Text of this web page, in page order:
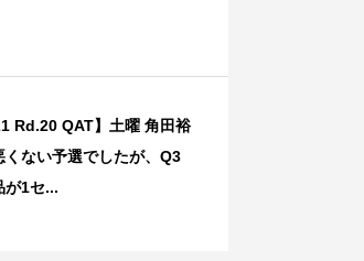
Rd.20 QAT】土曜 角田裕
くない予選でしたが、Q3
が1セ...